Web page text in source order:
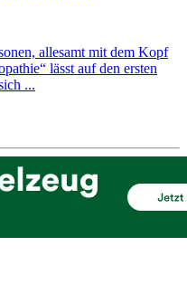
allesamt mit dem Kopf
lässt auf den ersten
...